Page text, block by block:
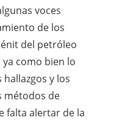
voces
de los
del petróleo
como bien lo
y los
métodos de
falta alertar de la